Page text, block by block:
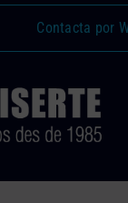
Contacta por